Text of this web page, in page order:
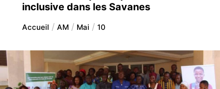
inclusive dans les Savanes
Accueil AM Mai 10